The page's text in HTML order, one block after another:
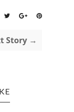
Story →